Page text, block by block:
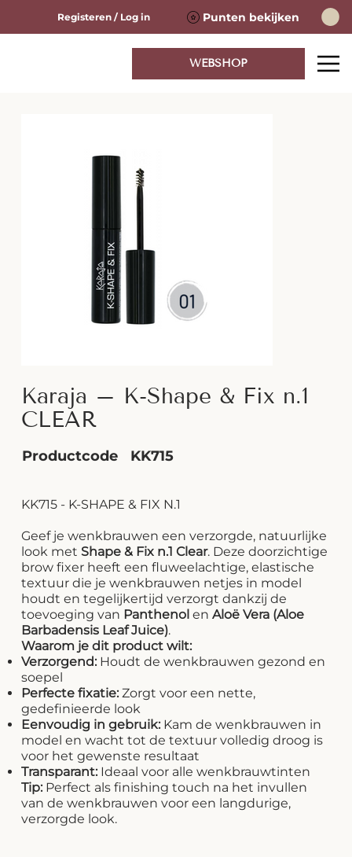
Punten bekijken
Registeren / Log in
WEBSHOP
Karaja – K-Shape & Fix n.1
CLEAR
Productcode KK715
KK715 - K-SHAPE & FIX N.1
Geef je wenkbrauwen een verzorgde, natuurlijke
look metShape & Fix n.1 Clear. Deze doorzichtige
brow fixer heeft een fluweelachtige, elastische
textuur die je wenkbrauwen netjes in model
houdt en tegelijkertijd verzorgt dankzij de
toevoeging van Panthenol enAloë Vera (Aloe
Barbadensis Leaf Juice).
Waarom je dit product wilt:
Verzorgend: Houdt de wenkbrauwen gezond en
soepel
Perfecte fixatie: Zorgt voor een nette,
gedefinieerde look
Eenvoudig in gebruik: Kam de wenkbrauwen in
model en wacht tot de textuur volledig droog is
voor het gewenste resultaat
Transparant: Ideaal voor alle wenkbrauwtinten
Tip: Perfect als finishing touch na het invullen
van de wenkbrauwen voor een langdurige,
verzorgde look.